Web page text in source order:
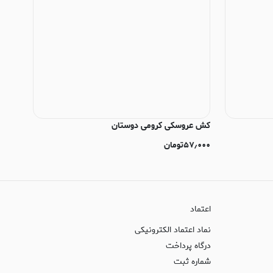
کش عروسکی کرومی دوستان
۵۷٫۰۰۰تومان
اعتماد
نماد اعتماد الکترونیکی
درگاه پرداخت
شماره ثبت